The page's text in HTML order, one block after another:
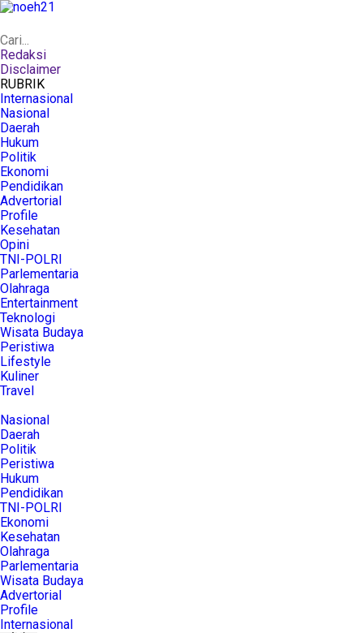
Redaksi
Disclaimer
RUBRIK
Internasional
Nasional
Daerah
Hukum
Politik
Ekonomi
Pendidikan
Advertorial
Profile
Kesehatan
Opini
TNI-POLRI
Parlementaria
Olahraga
Entertainment
Teknologi
Wisata Budaya
Peristiwa
Lifestyle
Kuliner
Travel
Nasional
Daerah
Politik
Peristiwa
Hukum
Pendidikan
TNI-POLRI
Ekonomi
Kesehatan
Olahraga
Parlementaria
Wisata Budaya
Advertorial
Profile
Internasional